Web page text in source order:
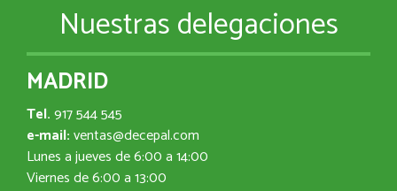
Nuestras delegaciones
MADRID
Tel.917 544 545
e-mail:ventas@decepal.com
Lunes a jueves de 6:00 a 14:00
Viernes de 6:00 a 13:00